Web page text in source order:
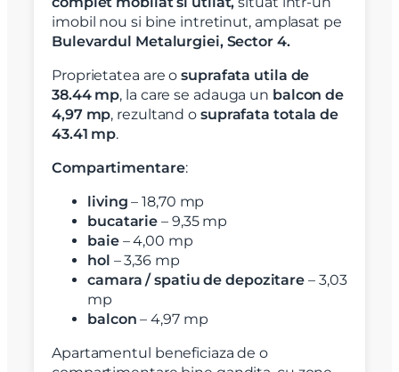
imobil nou si bine intretinut, amplasat pe
Bulevardul Metalurgiei, Sector 4.
Proprietatea are o suprafata utila de
38.44 mp, la care se adauga un balcon de
4,97 mp, rezultand o suprafata totala de
43.41 mp.
Compartimentare:
living – 18,70 mp
bucatarie – 9,35 mp
baie– 4,00 mp
hol – 3,36 mp
camara / spatiu de depozitare – 3,03
mp
balcon – 4,97 mp
Apartamentul beneficiaza de o